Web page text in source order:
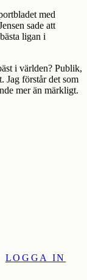
med
sade att
ligan i
i världen? Publik,
Jag förstår det som
mer än märkligt.
LOGGA IN